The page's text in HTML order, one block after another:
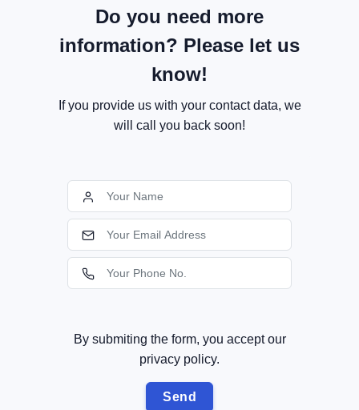
Do you need more
information? Please let us
know!
If you provide us with your contact data, we
will call you back soon!
By submiting the form, you accept our
privacy policy.